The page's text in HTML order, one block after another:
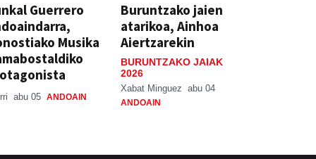
Guerrero
Musika
abu 05 ANDOAIN
Buruntzako jaien
atarikoa, Ainhoa
Aiertzarekin
BURUNTZAKO JAIAK
2026
Xabat Minguez abu 04
ANDOAIN